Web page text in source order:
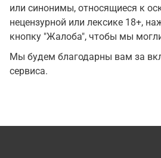
или синонимы, относящиеся к
нецензурной или лексике 18+,
кнопку "Жалоба", чтобы мы
Мы будем благодарны вам за
сервиса.